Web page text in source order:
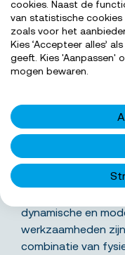
Wat ga je
Als
dynamische en
werkzaamheden
combinatie van
cookies. Naast de
van statistische cookies
zoals voor het
Kies ‘Accepteer alles’
geeft. Kies 'Aanpassen'
mogen bewaren.